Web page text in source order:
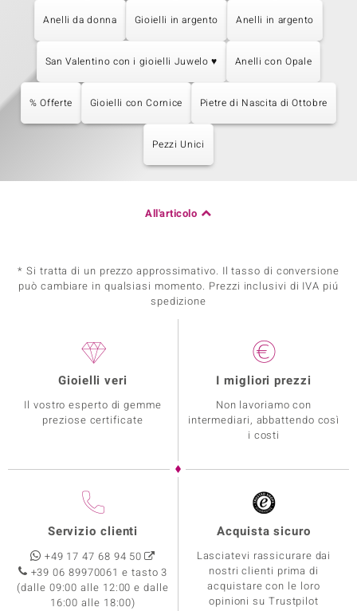
Anelli da donna Gioielli in argento Anelli in argento
San Valentino con i gioielli Juwelo ♥ Anelli con Opale
% Offerte Gioielli con Cornice Pietre di Nascita di Ottobre
Pezzi Unici
All'articolo
* Si tratta di un prezzo approssimativo. Il tasso di conversione
può cambiare in qualsiasi momento. Prezzi inclusivi di IVA piú
spedizione
Gioielli veri
Il vostro esperto di gemme
preziose certificate
I migliori prezzi
Non lavoriamo con
intermediari, abbattendo così
i costi
Servizio clienti
+49 17 47 68 94 50
+39 06 89970061 e tasto 3
(dalle 09:00 alle 12:00 e dalle
16:00 alle 18:00)
Acquista sicuro
Lasciatevi rassicurare dai
nostri clienti prima di
acquistare con le loro
opinioni su Trustpilot